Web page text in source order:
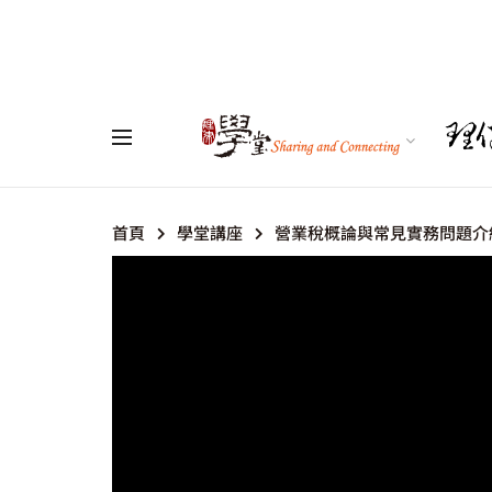
首頁 學堂講座 營業稅概論與常見實務問題